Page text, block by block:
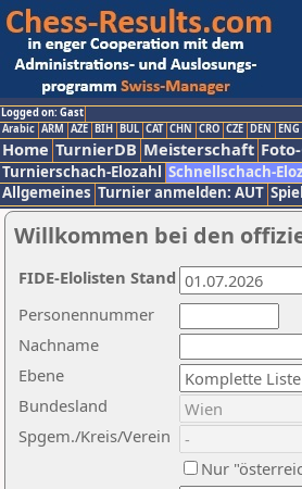
Logged on: Gast
Arabic ARM AZE BIH BUL CAT CHN CRO CZE DEN ENG
Home TurnierDB Meisterschaft
Turnierschach-Elozahl Schnellschach-
Allgemeines Turnier anmelden: AUT
Willkommen bei den
Nachname
Ebene
Personennummer
Bundesland
Spgem./Kreis/Verein
Nur
FIDE-Elolisten Stand